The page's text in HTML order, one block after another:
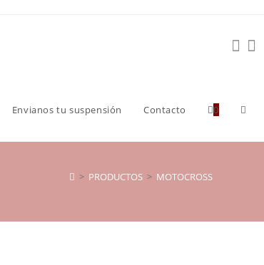
Envianos tu suspensión Contacto 0
> PRODUCTOS > MOTOCROSS